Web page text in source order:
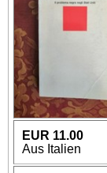
EUR 11.00
Aus Italien